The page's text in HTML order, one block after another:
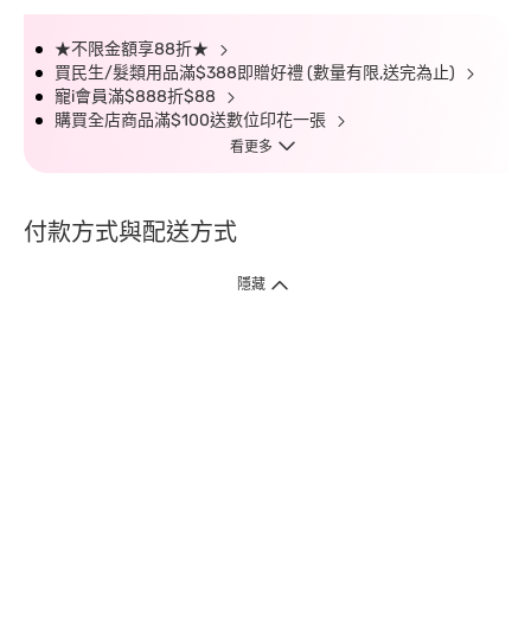
★不限金額享88折★
買民生/髮類用品滿$388即贈好禮 (數量有限,送完為止)
寵i會員滿$888折$88
購買全店商品滿$100送數位印花一張
看更多
付款方式與配送方式
隱藏